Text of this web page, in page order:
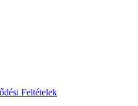
Feltételek